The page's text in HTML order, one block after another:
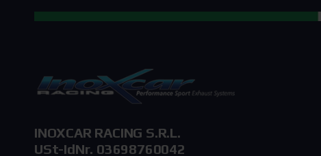
INOXCAR RACING S.R.L.
USt-IdNr. 03698760042